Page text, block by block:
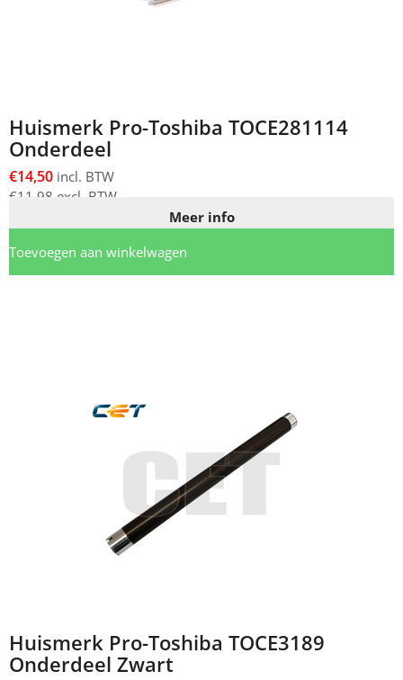
Huismerk Pro-Toshiba TOCE281114
Onderdeel
€14,50 incl. BTW
€11,98 excl. BTW
Meer info
Toevoegen aan winkelwagen
Huismerk Pro-Toshiba TOCE3189
Onderdeel Zwart